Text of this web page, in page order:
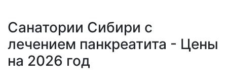
Санатории Сибири с
лечением панкреатита - Цены
на 2026 год